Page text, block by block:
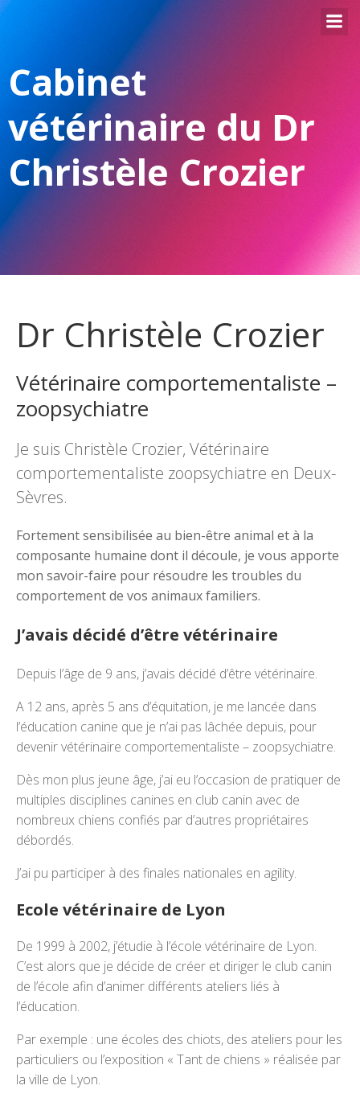
Cabinet
vétérinaire du Dr
Christèle Crozier
Dr Christèle Crozier
Vétérinaire comportementaliste –
zoopsychiatre
Je suis Christèle Crozier, Vétérinaire
comportementaliste zoopsychiatre en Deux-
Sèvres.
Fortement sensibilisée au bien-être animal et à la
composante humaine dont il découle, je vous apporte
mon savoir-faire pour résoudre les troubles du
comportement de vos animaux familiers.
J’avais décidé d’être vétérinaire
Depuis l’âge de 9 ans, j’avais décidé d’être vétérinaire.
A 12 ans, après 5 ans d’équitation, je me lancée dans
l’éducation canine que je n’ai pas lâchée depuis, pour
devenir vétérinaire comportementaliste – zoopsychiatre.
Dès mon plus jeune âge, j’ai eu l’occasion de pratiquer de
multiples disciplines canines en club canin avec de
nombreux chiens confiés par d’autres propriétaires
débordés.
J’ai pu participer à des finales nationales en agility.
Ecole vétérinaire de Lyon
De 1999 à 2002, j’étudie à l’école vétérinaire de Lyon.
C’est alors que je décide de créer et diriger le club canin
de l’école afin d’animer différents ateliers liés à
l’éducation.
Par exemple : une écoles des chiots, des ateliers pour les
particuliers ou l’exposition « Tant de chiens » réalisée par
la ville de Lyon.